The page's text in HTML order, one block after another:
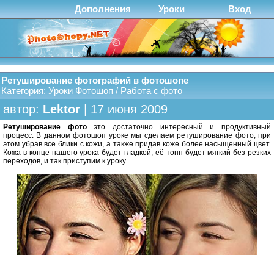
Дополнения Уроки Вход
Ретуширование фотографий в фотошопе
Категория: Уроки Фотошоп / Работа с фото
автор: Lektor | 17 июня 2009
Ретуширование фотоэто достаточно интересный и продуктивный
процесс. В данном фотошоп уроке мы сделаем ретуширование фото, при
этом убрав все блики с кожи, а также придав коже более насыщенный цвет.
Кожа в конце нашего урока будет гладкой, её тонн будет мягкий без резких
переходов, и так приступим к уроку.